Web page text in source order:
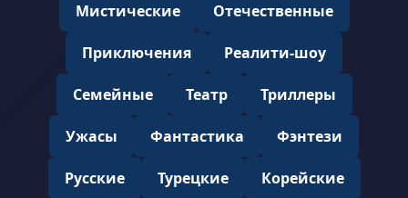
Мистические Отечественные
Приключения Реалити-шоу
Семейные Театр Триллеры
Ужасы Фантастика Фэнтези
Русские Турецкие Корейские